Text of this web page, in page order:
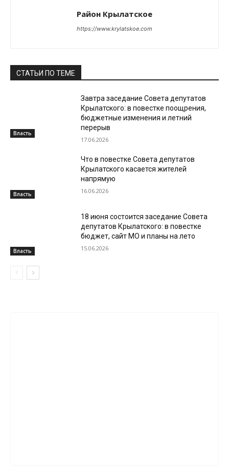
Район Крылатское
https://www.krylatskoe.com
СТАТЬИ ПО ТЕМЕ
Власть
Завтра заседание Совета депутатов
Крылатского: в повестке поощрения,
бюджетные изменения и летний
перерыв
17.06.2026
Власть
Что в повестке Совета депутатов
Крылатского касается жителей
напрямую
16.06.2026
Власть
18 июня состоится заседание Совета
депутатов Крылатского: в повестке
бюджет, сайт МО и планы на лето
15.06.2026